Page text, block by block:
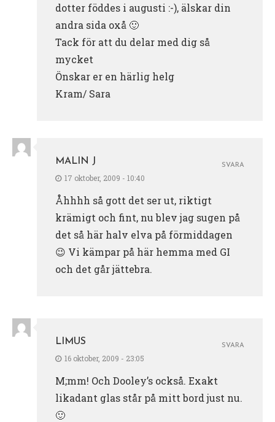
dotter föddes i augusti :-), älskar din
andra sida oxå 🙂
Tack för att du delar med dig så
mycket
Önskar er en härlig helg
Kram/ Sara
MALIN J
17 oktober, 2009 - 10:40
Åhhhh så gott det ser ut, riktigt
krämigt och fint, nu blev jag sugen på
det så här halv elva på förmiddagen
😉 Vi kämpar på här hemma med GI
och det går jättebra.
SVARA
LIMUS
16 oktober, 2009 - 23:05
M;mm! Och Dooley’s också. Exakt
likadant glas står på mitt bord just nu.
🙂
SVARA